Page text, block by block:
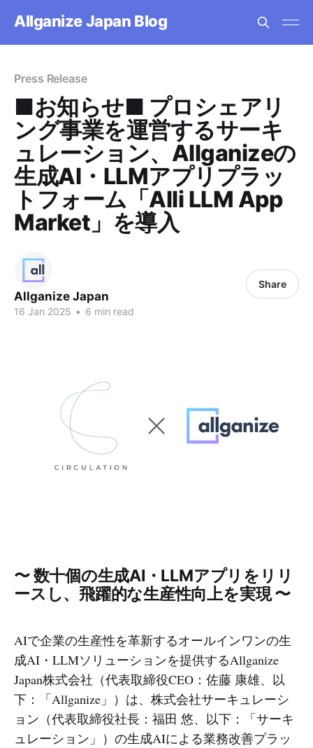
Allganize Japan Blog
Press Release
■お知らせ■ プロシェアリ
ング事業を運営するサーキ
ュレーション、Allganizeの
生成AI・LLMアプリプラッ
トフォーム「Alli LLM App
Market」を導入
Allganize Japan
16 Jan 2025 • 6 min read
Share
〜 数十個の生成AI・LLMアプリをリリ
ースし、飛躍的な生産性向上を実現 〜
AIで企業の生産性を革新するオールインワンの生
成AI・LLMソリューションを提供するAllganize
Japan株式会社（代表取締役CEO：佐藤 康雄、以
下：「Allganize」）は、株式会社サーキュレーシ
ョン（代表取締役社長：福田 悠、以下：「サーキ
ュレーション」）の生成AIによる業務改善プラッ